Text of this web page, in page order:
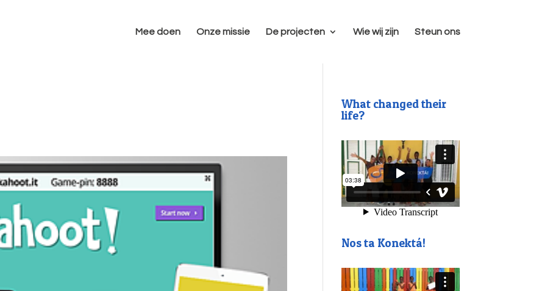
Mee doen Onze missie De projecten Wie wij zijn Steun ons
What changed their
life?
Nos ta Konektá!